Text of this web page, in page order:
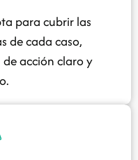
para cubrir las
de cada caso,
acción claro y